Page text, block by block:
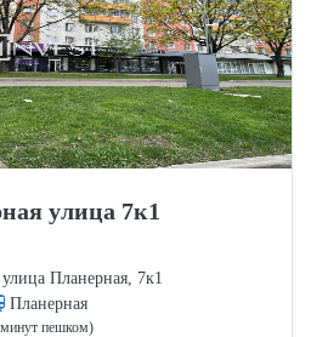
улица 7к1
Планерная, 7к1
Планерная
пешком)